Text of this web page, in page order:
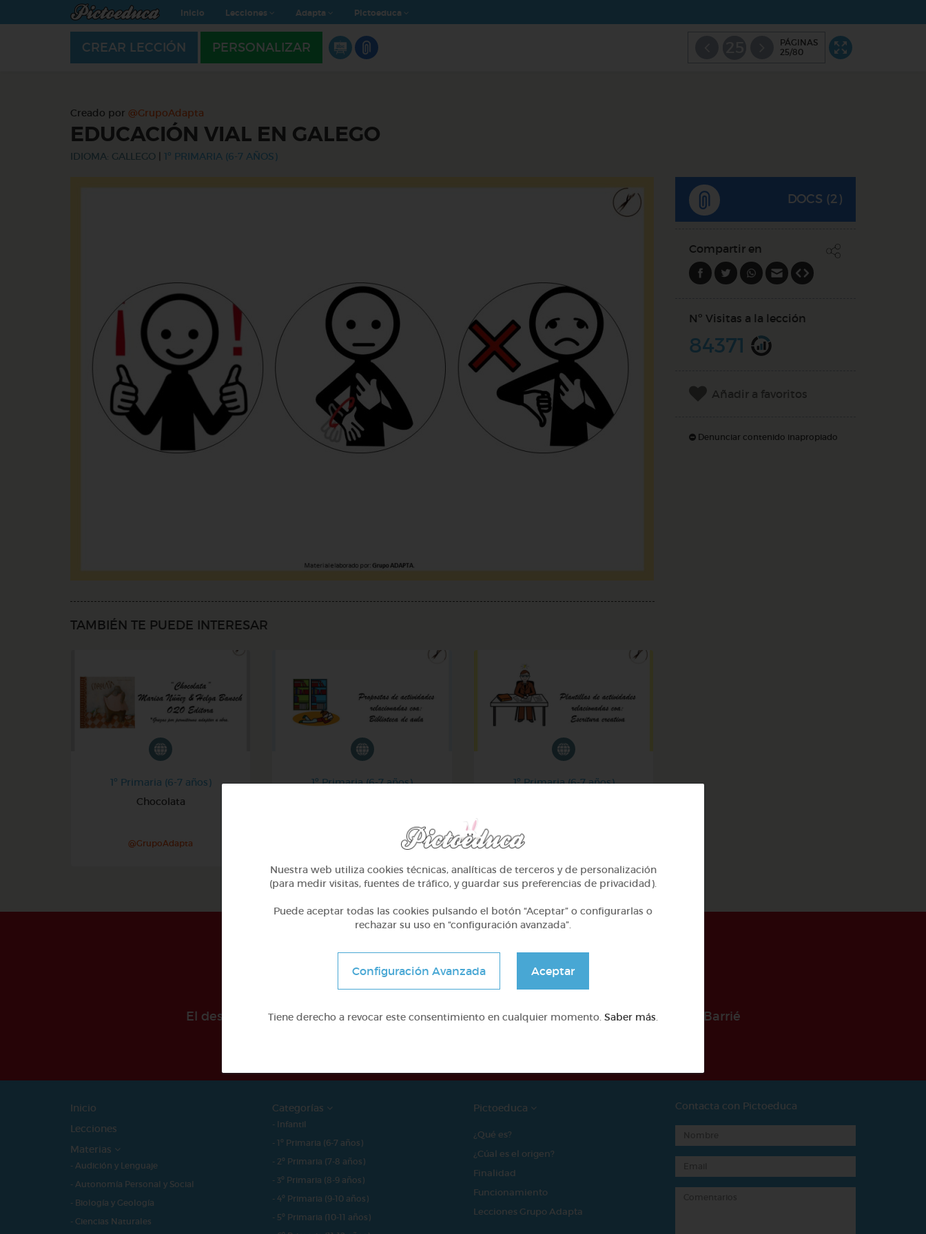
Inicio Lecciones Adapta Pictoeduca
CREAR LECCIÓN PERSONALIZAR
PÁGINAS
25/80
Creado por @GrupoAdapta
EDUCACIÓN VIAL EN GALEGO
IDIOMA: GALLEGO 1º PRIMARIA (6-7 AÑOS)
TAMBIÉN TE PUEDE INTERESAR
1º Primaria (6-7 años)
Chocolata
@GrupoAdapta
1º Primaria (6-7 años)
1º Primaria (6-7 años)
DOCS (2)
Compartir en
Nº Visitas a la lección
84371
Añadir a favoritos
Denunciar contenido inapropiado
El desarollo de este proyecto ha sido posible gracias al mecenazgo de la Fundación Barrié
Inicio
Lecciones
Materias
- Audición y Lenguaje
- Autonomía Personal y Social
- Biología y Geología
- Ciencias Naturales
Categorías
- Infantil
- 1º Primaria (6-7 años)
- 2º Primaria (7-8 años)
- 3º Primaria (8-9 años)
- 4º Primaria (9-10 años)
- 5º Primaria (10-11 años)
Pictoeduca
¿Qué es?
¿Cúal es el origen?
Finalidad
Funcionamiento
Lecciones Grupo Adapta
Contacta con Pictoeduca
Nuestra web utiliza cookies técnicas, analíticas de terceros y de personalización
(para medir visitas, fuentes de tráfico, y guardar sus preferencias de privacidad).
Puede aceptar todas las cookies pulsando el botón “Aceptar” o configurarlas o
rechazar su uso en “configuración avanzada”.
Configuración Avanzada Aceptar
Tiene derecho a revocar este consentimiento en cualquier momento. Saber más.